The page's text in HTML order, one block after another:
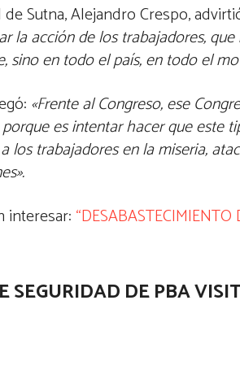
Sutna, Alejandro Crespo,
la acción de los trabajadores,
sino en todo el país, en todo el
«Frente al Congreso, ese
es intentar hacer que este
los trabajadores en la miseria,
interesar:
SEGURIDAD DE PBA